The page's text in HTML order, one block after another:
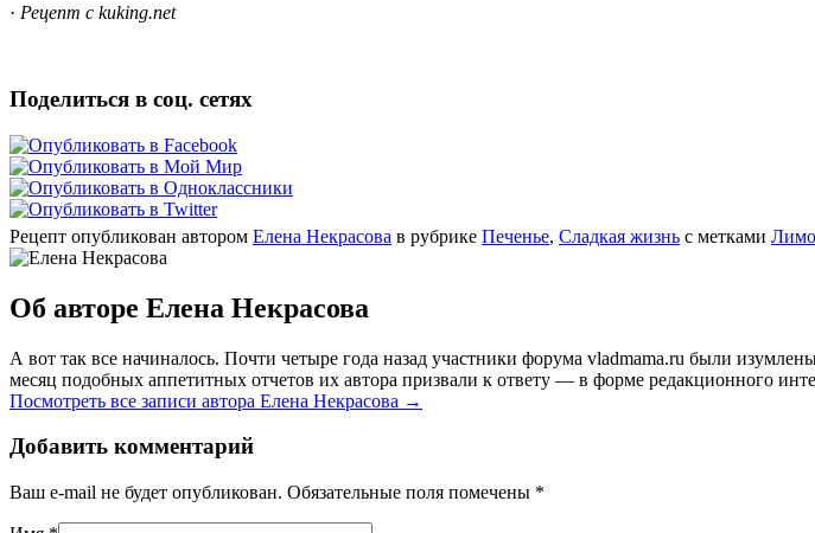
· Рецепт с kuking.net
Поделиться в соц. сетях
Рецепт опубликован автором Елена Некрасова в рубрике Печенье, Сладкая жизнь с метками
Об авторе Елена Некрасова
А вот так все начиналось. Почти четыре года назад участники форума vladmama.ru были
месяц подобных аппетитных отчетов их автора призвали к ответу — в форме редакционного
Посмотреть все записи автора Елена Некрасова →
Добавить комментарий
Ваш e-mail не будет опубликован. Обязательные поля помечены *